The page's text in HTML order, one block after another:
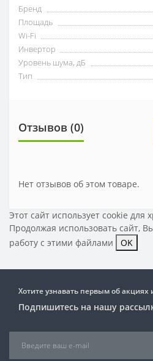
Бренд
Площадь
Wi-Fi
Инвертор
Уровень шума, дБ
Тип
Отзывов (0)
Нет отзывов об этом товаре.
Этот сайт использует cookie для
Продолжая использовать сайт,
работу с этими файлами
OK
Хотите узнавать первым об акциях
Подпишитесь на нашу